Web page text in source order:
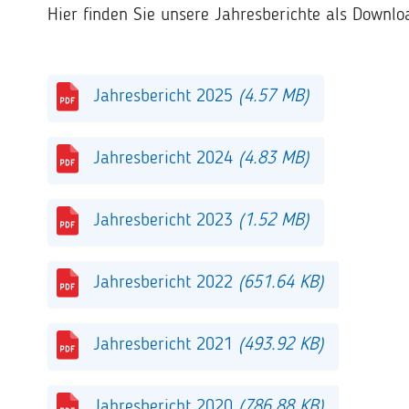
Hier finden Sie unsere Jahresberichte als
Jahresbericht 2025 (4.57 MB)
Jahresbericht 2024 (4.83 MB)
Jahresbericht 2023 (1.52 MB)
Jahresbericht 2022 (651.64 KB)
Jahresbericht 2021 (493.92 KB)